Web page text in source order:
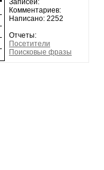
Записей:
Комментариев:
Написано: 2252
Отчеты:
Посетители
Поисковые фразы